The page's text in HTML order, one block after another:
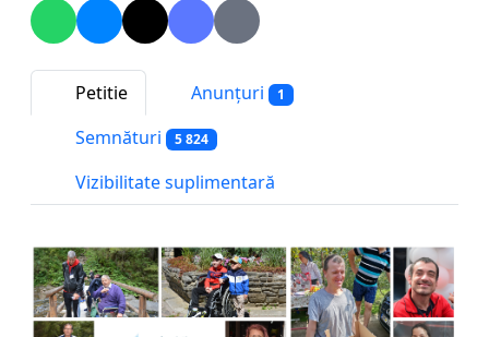
Petitie Anunțuri 1
Semnături 5 824
Vizibilitate suplimentară